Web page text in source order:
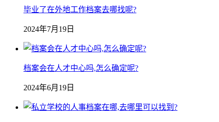
毕业了在外地工作档案去哪找呢?
2024年7月19日
档案会在人才中心吗,怎么确定呢?
2024年6月19日